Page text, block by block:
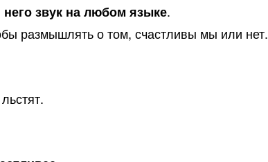
звук на любом языке.
размышлять о том, счастливы мы или нет.